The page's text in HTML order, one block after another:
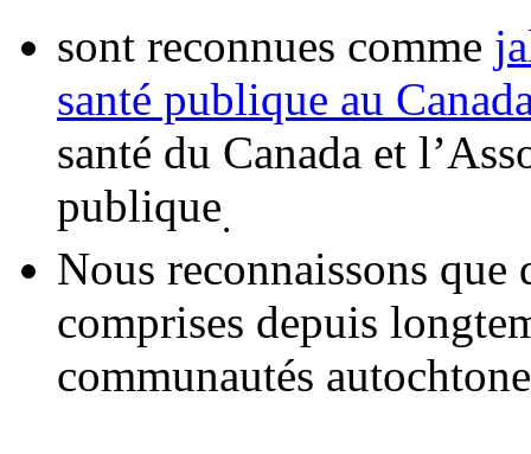
sont reconnues comme
santé publique au
santé du Canada et
publique.
Nous reconnaissons que
comprises depuis
communautés